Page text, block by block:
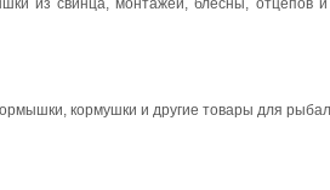
из свинца, монтажей, блесны, отцепов
кормушки и другие товары для